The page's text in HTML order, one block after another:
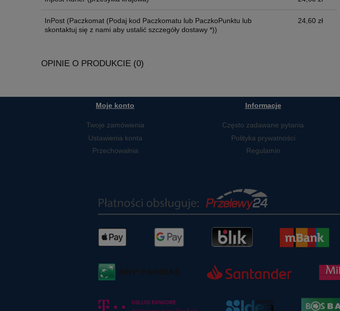
InPost (Paczkomat (Podaj kod Paczkomatu lub PaczkoPunktu lub
skontaktuj się z nami aby ustalić szczegóły dostawy *))
24,60 zł
OPINIE O PRODUKCIE (0)
Moje konto
Twoje zamówienia
Ustawienia konta
Przechowalnia
Informacje
Często zadawane pytania
Polityka prywatności
Regulamin